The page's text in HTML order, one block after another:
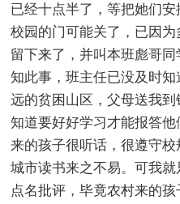
已经十点半了，等把她们安
校园的门可能关了，已因
留下来了，并叫本班彪哥
知此事，班主任已没及时
远的贫困山区，父母送我
知道要好好学习才能报答
来的孩子很听话，很遵守
城市读书来之不易。可我
点名批评，毕竟农村来的